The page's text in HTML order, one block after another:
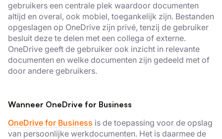
gebruikers een centrale plek waardoor documenten
altijd en overal, ook mobiel, toegankelijk zijn. Bestanden
opgeslagen op OneDrive zijn privé, tenzij de gebruiker
besluit deze te delen met een collega of externe.
OneDrive geeft de gebruiker ook inzicht in relevante
documenten en welke documenten zijn gedeeld met of
door andere gebruikers.
Wanneer OneDrive for Business
OneDrive for Business is de toepassing voor de opslag
van persoonlijke werkdocumenten. Het is daarmee de